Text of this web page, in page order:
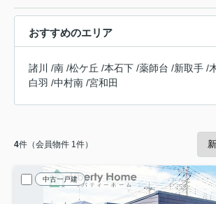
おすすめのエリア
諸川 /南 /松ケ丘 /本石下 /薬師台 /新取手 /
白羽 /中村南 /宮和田
4件（会員物件 1件）
中古一戸建